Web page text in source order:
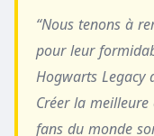
“Nous tenons à
pour leur
Hogwarts Legacy
Créer la
fans du monde